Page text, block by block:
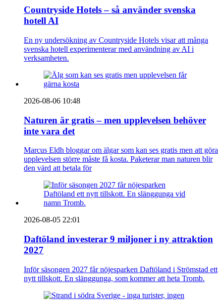
Countryside Hotels – så använder svenska
hotell AI
En ny undersökning av Countryside Hotels visar att många
svenska hotell experimenterar med användning av AI i
verksamheten.
2026-08-06 10:48
Naturen är gratis – men upplevelsen behöver
inte vara det
Marcus Eldh bloggar om älgar som kan ses gratis men att göra
upplevelsen större måste få kosta. Paketerar man naturen blir
den värd att betala för
2026-08-05 22:01
Daftöland investerar 9 miljoner i ny attraktion
2027
Inför säsongen 2027 får nöjesparken Daftöland i Strömstad ett
nytt tillskott. En slänggunga, som kommer att heta Tromb.